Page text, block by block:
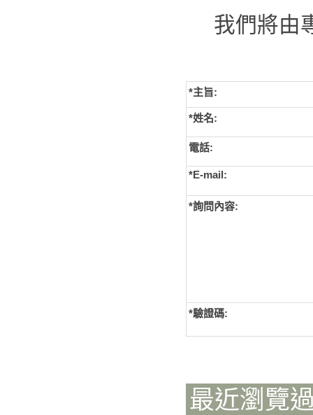
我們將由
*主旨:
*姓名:
電話:
*E-mail:
*詢問內容:
*驗證碼:
最近瀏覽